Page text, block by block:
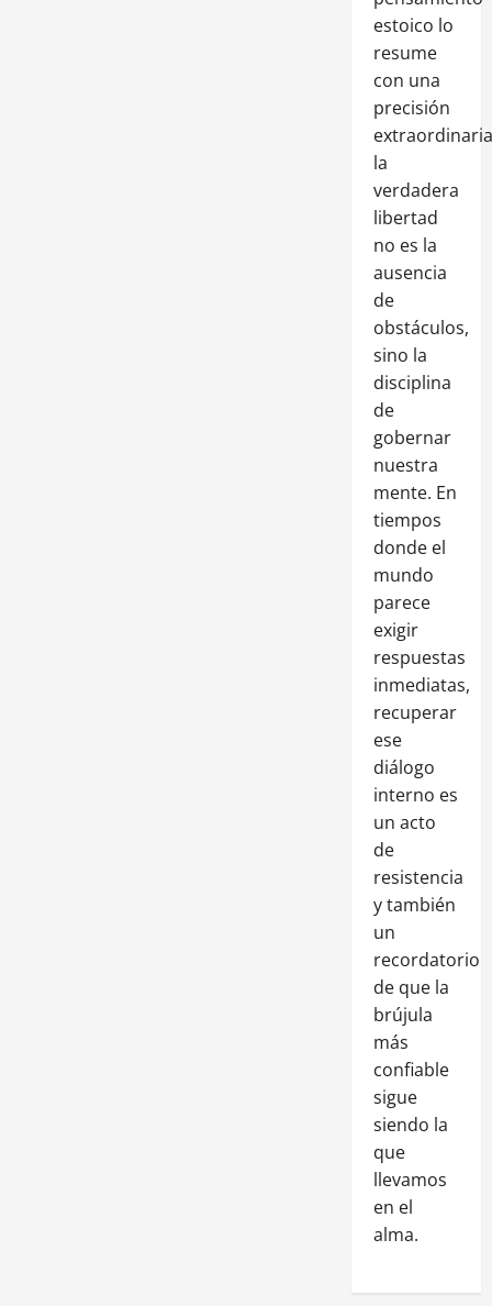
estoico lo
resume
con una
precisión
la
verdadera
libertad
no es la
ausencia
de
obstáculos,
sino la
disciplina
de
gobernar
nuestra
mente. En
tiempos
donde el
mundo
parece
exigir
respuestas
inmediatas,
recuperar
ese
diálogo
interno es
un acto
de
resistencia
y también
un
recordatorio
de que la
brújula
más
confiable
sigue
siendo la
que
llevamos
en el
alma.